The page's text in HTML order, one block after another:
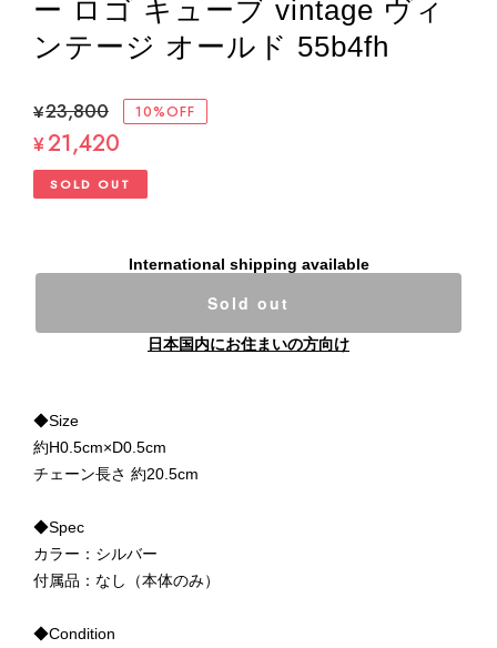
ー ロゴ キューブ vintage ヴィ
ンテージ オールド 55b4fh
¥23,800 10%OFF
¥21,420
SOLD OUT
International shipping available
Sold out
日本国内にお住まいの方向け
◆Size
約H0.5cm×D0.5cm
チェーン長さ 約20.5cm
◆Spec
カラー：シルバー
付属品：なし（本体のみ）
◆Condition